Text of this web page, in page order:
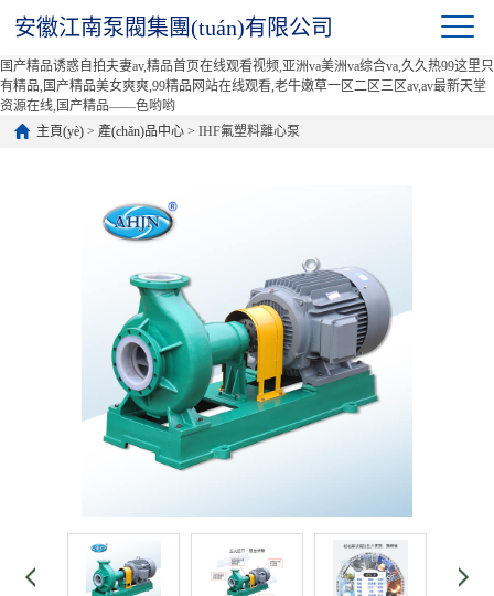
国产精品诱惑自拍夫妻av,精品首页在线观看视频,亚洲va美洲va综合va,久久热99这里只
有精品,国产精品美女爽爽,99精品网站在线观看,老牛嫩草一区二区三区av,av最新天堂
资源在线,国产精品——色哟哟
安徽江南泵閥集團(tuán)有限公司
主頁(yè) > 產(chǎn)品中心 > IHF氟塑料離心泵